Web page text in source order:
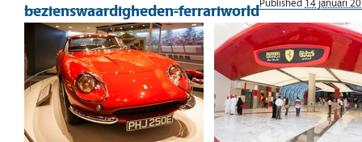
bezienswaardigheden-ferrariworldPublished 14 januari